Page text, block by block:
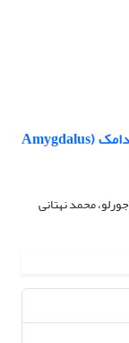
مدل سازی پیش‌بینی پراکنش رویشگاه گونه بادامک (Amygdalus
محمد نهتانی